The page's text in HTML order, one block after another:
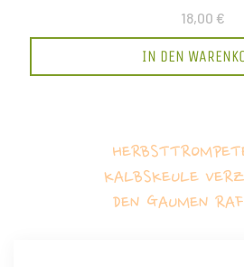
18,00 €
IN DEN
KALBSKEULE
DEN GAUMEN